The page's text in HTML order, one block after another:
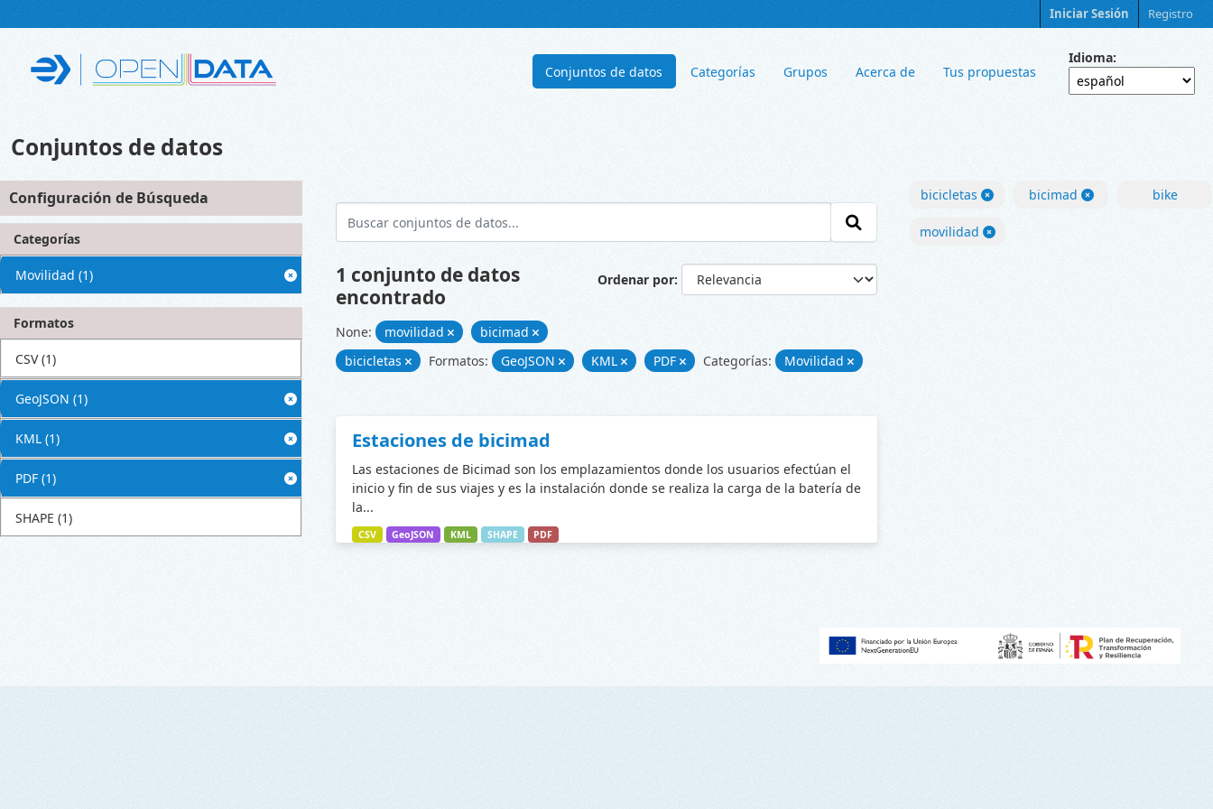
Iniciar Sesión Registro
Conjuntos de datos Categorías Grupos Acerca de Tus propuestas
Idioma
Conjuntos de datos
Configuración de Búsqueda
Categorías
Movilidad (1)
Formatos
CSV (1)
GeoJSON (1)
KML (1)
PDF (1)
SHAPE (1)
Ordenar por
1 conjunto de datos
encontrado
None: movilidad
bicimad
bicicletas
Formatos: GeoJSON KML PDF Categorías: Movilidad
Estaciones de bicimad
Las estaciones de Bicimad son los emplazamientos donde los usuarios efectúan el
inicio y fin de sus viajes y es la instalación donde se realiza la carga de la batería de
la...
CSV GeoJSON KML SHAPE PDF
bicicletas bicimad bike
movilidad